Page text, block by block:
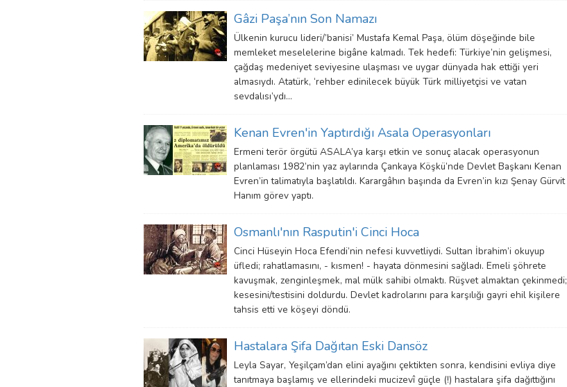
Gâzi Paşa’nın Son Namazı
Ülkenin kurucu lideri/’banisi’ Mustafa Kemal Paşa, ölüm döşeğinde bile
memleket meselelerine bigâne kalmadı. Tek hedefi: Türkiye’nin gelişmesi,
çağdaş medeniyet seviyesine ulaşması ve uygar dünyada hak ettiği yeri
almasıydı. Atatürk, ‘rehber edinilecek büyük Türk milliyetçisi ve vatan
sevdalısı’ydı…
Kenan Evren'in Yaptırdığı Asala Operasyonları
Ermeni terör örgütü ASALA’ya karşı etkin ve sonuç alacak operasyonun
planlaması 1982’nin yaz aylarında Çankaya Köşkü’nde Devlet Başkanı Kenan
Evren’in talimatıyla başlatıldı. Karargâhın başında da Evren’in kızı Şenay Gürvit
Hanım görev yaptı.
Osmanlı'nın Rasputin'i Cinci Hoca
Cinci Hüseyin Hoca Efendi’nin nefesi kuvvetliydi. Sultan İbrahim’i okuyup
üfledi; rahatlamasını, - kısmen! - hayata dönmesini sağladı. Emeli şöhrete
kavuşmak, zenginleşmek, mal mülk sahibi olmaktı. Rüşvet almaktan çekinmedi;
kesesini/testisini doldurdu. Devlet kadrolarını para karşılığı gayri ehil kişilere
tahsis etti ve köşeyi döndü.
Hastalara Şifa Dağıtan Eski Dansöz
Leyla Sayar, Yeşilçam’dan elini ayağını çektikten sonra, kendisini evliya diye
tanıtmaya başlamış ve ellerindeki mucizevî güçle (!) hastalara şifa dağıttığını